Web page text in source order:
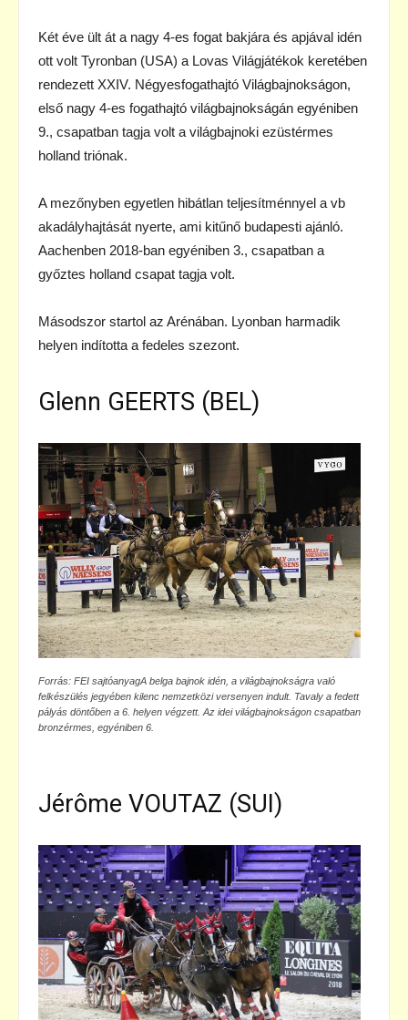
Két éve ült át a nagy 4-es fogat bakjára és apjával idén
ott volt Tyronban (USA) a Lovas Világjátékok keretében
rendezett XXIV. Négyesfogathajtó Világbajnokságon,
első nagy 4-es fogathajtó világbajnokságán egyéniben
9., csapatban tagja volt a világbajnoki ezüstérmes
holland triónak.
A mezőnyben egyetlen hibátlan teljesítménnyel a vb
akadályhajtását nyerte, ami kitűnő budapesti ajánló.
Aachenben 2018-ban egyéniben 3., csapatban a
győztes holland csapat tagja volt.
Másodszor startol az Arénában. Lyonban harmadik
helyen indította a fedeles szezont.
Glenn GEERTS (BEL)
Forrás: FEI sajtóanyagA belga bajnok idén, a világbajnokságra való
felkészülés jegyében kilenc nemzetközi versenyen indult. Tavaly a fedett
pályás döntőben a 6. helyen végzett. Az idei világbajnokságon csapatban
bronzérmes, egyéniben 6.
Jérôme VOUTAZ (SUI)